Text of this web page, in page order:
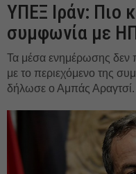
YΠΕΞ Ιράν: Πιο
συμφωνία με
Τα μέσα ενημέρωσης δεν
με το περιεχόμενο της
δήλωσε ο Αμπάς Αραγτσί.